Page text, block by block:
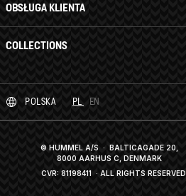
OBSŁUGA KLIENTA
COLLECTIONS
POLSKA PL EN
© HUMMEL A/S · BALTICAGADE 20,
8000 AARHUS C, DENMARK
CVR: 81198411 · ALL RIGHTS RESERVED